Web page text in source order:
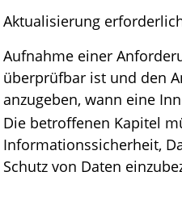
Aktualisierung
Aufnahme einer
überprüfbar ist und den
anzugeben, wann eine
Die betroffenen Kapitel
Informationssicherheit,
Schutz von Daten